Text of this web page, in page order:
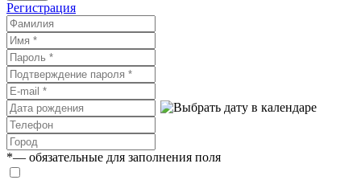
Регистрация
*— обязательные для заполнения поля